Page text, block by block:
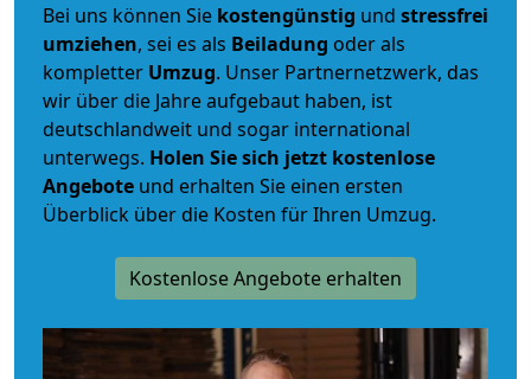
Bei uns können Sie kostengünstig und stressfrei
umziehen, sei es als Beiladung oder als
kompletter Umzug. Unser Partnernetzwerk, das
wir über die Jahre aufgebaut haben, ist
deutschlandweit und sogar international
unterwegs. Holen Sie sich jetzt kostenlose
Angebote und erhalten Sie einen ersten
Überblick über die Kosten für Ihren Umzug.
Kostenlose Angebote erhalten